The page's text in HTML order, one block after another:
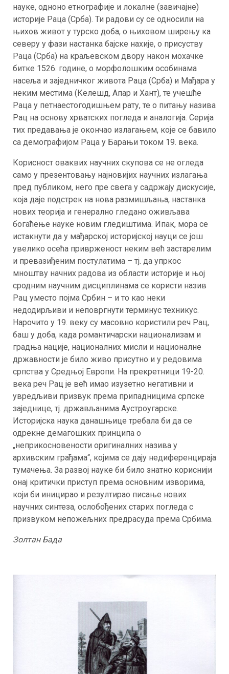
науке, одноно етнографије и локалне (завичајне)
историје Раца (Срба). Ти радови су се односили на
њихов живот у турско доба, о њиховом ширењу ка
северу у фази настанка бајске нахије, о присуству
Раца (Срба) на краљевском двору након мохачке
битке 1526. године, о морфолошким особинама
насеља и заједничког живота Раца (Срба) и Мађара у
неким местима (Келешд, Апар и Хант), те учешће
Раца у петнаестогодишњем рату, те о питању назива
Рац на основу хрватских погледа и аналогија. Серија
тих предавања је окончао излагањем, које се бавило
са демографијом Раца у Барањи током 19. века.
Корисност оваквих научних скупова се не огледа
само у презентовању најновијих научних излагања
пред публиком, него пре свега у садржају дискусије,
која даје подстрек на нова размишљања, настанка
нових теорија и генерално гледано оживљава
богаћење науке новим гледиштима. Ипак, мора се
истакнути да у мађарској историјској науци се још
увелико осећа приврженост неким већ застарелим
и превазиђеним постулатима – тј. да упркос
мноштву начних радова из области историје и њој
сродним научним дисциплинама се користи назив
Рац уместо појма Србин – и то као неки
недодирљиви и неповргнути терминус техникус.
Нарочито у 19. веку су масовно користили реч Рац,
баш у доба, када романтичарски национализам и
градња нације, националних мисли и националне
државности је било живо присутно и у редовима
српства у Средњој Европи. На прекретници 19-20.
века реч Рац је већ имао изузетно негативни и
увредљиви призвук према припадницима српске
заједнице, тј. држављанима Аустроугарске.
Историјска наука данашњице требала би да се
одрекне демагошких принципа о
„неприкосновености оригиналних назива у
архивским грађама“, којима се дају недиференцираја
тумачења. За развој науке би било знатно кориснији
онај критички приступ према основним изворима,
који би иницирао и резултирао писање нових
научних синтеза, ослобођених старих погледа с
призвуком непожељних предрасуда према Србима.
Золтан Бада